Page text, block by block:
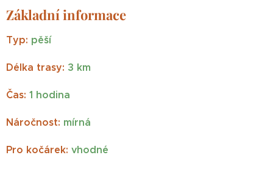
Základní informace
Typ: pěší
Délka trasy: 3 km
Čas: 1 hodina
Náročnost: mírná
Pro kočárek: vhodné